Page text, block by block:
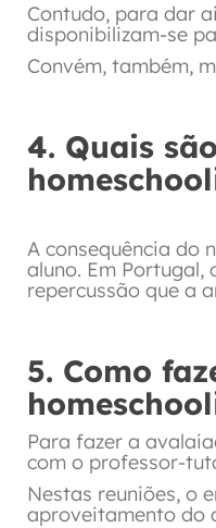
Contudo, para dar
disponibilizam-se
Convém, também,
4. Quais
A consequência do
aluno. Em
repercussão que a
5. Como
Para fazer a
com o professor-
Nestas reuniões, o
aproveitamento do